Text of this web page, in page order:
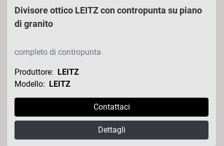
Divisore ottico LEITZ con contropunta su piano
di granito
completo di contropunta
Produttore: LEITZ
Modello: LEITZ
Contattaci
Dettagli